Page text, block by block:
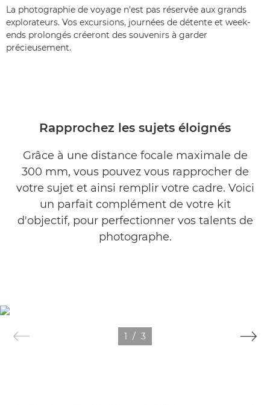
La photographie de voyage n'est pas réservée aux grands
explorateurs. Vos excursions, journées de détente et week-
ends prolongés créeront des souvenirs à garder
précieusement.
Rapprochez les sujets éloignés
Grâce à une distance focale maximale de
300 mm, vous pouvez vous rapprocher de
votre sujet et ainsi remplir votre cadre. Voici
un parfait complément de votre kit
d'objectif, pour perfectionner vos talents de
photographe.
1 / 3